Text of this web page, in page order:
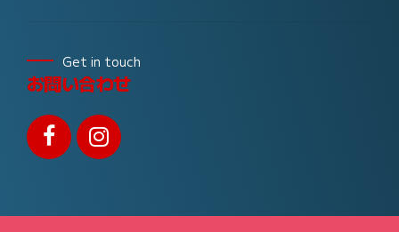
Get in touch
お問い合わせ